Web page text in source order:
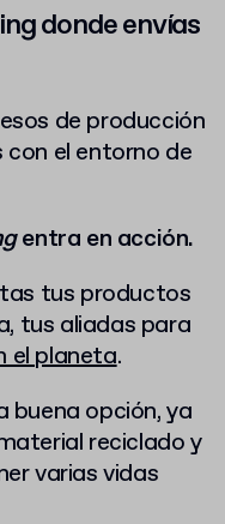
donde envías
de producción
el entorno de
entra en acción.
tus productos
tus aliadas para
el planeta.
buena opción, ya
reciclado y
varias vidas